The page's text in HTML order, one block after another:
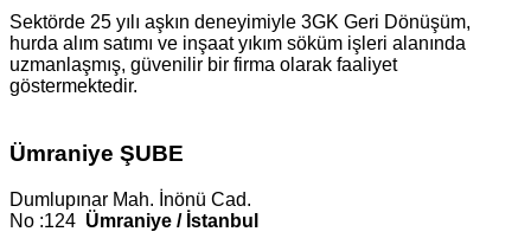
Sektörde 25 yılı aşkın deneyimiyle 3GK Geri Dönüşüm,
hurda alım satımı ve inşaat yıkım söküm işleri alanında
uzmanlaşmış, güvenilir bir firma olarak faaliyet
göstermektedir.
Ümraniye ŞUBE
Dumlupınar Mah. İnönü Cad.
No :124 Ümraniye / İstanbul